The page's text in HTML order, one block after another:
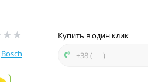
Bosch
Купить в один клик